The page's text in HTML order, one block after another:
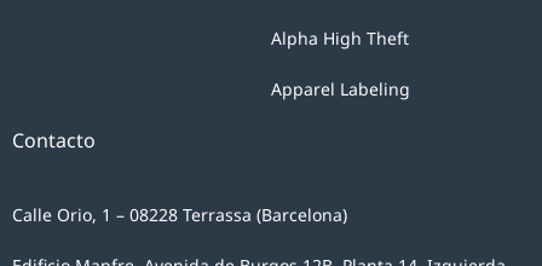
Alpha High Theft
Apparel Labeling
Contacto
Calle Orio, 1 – 08228 Terrassa (Barcelona)